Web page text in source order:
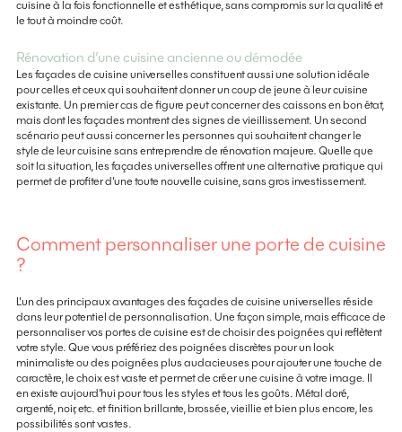
cuisine à la fois fonctionnelle et esthétique, sans compromis sur la qualité et
le tout à moindre coût.
Rénovation d’une cuisine ancienne ou démodée
Les façades de cuisine universelles constituent aussi une solution idéale
pour celles et ceux qui souhaitent donner un coup de jeune à leur cuisine
existante. Un premier cas de figure peut concerner des caissons en bon état,
mais dont les façades montrent des signes de vieillissement. Un second
scénario peut aussi concerner les personnes qui souhaitent changer le
style de leur cuisine sans entreprendre de rénovation majeure. Quelle que
soit la situation, les façades universelles offrent une alternative pratique qui
permet de profiter d’une toute nouvelle cuisine, sans gros investissement.
Comment personnaliser une porte de cuisine
?
L'un des principaux avantages des façades de cuisine universelles réside
dans leur potentiel de personnalisation. Une façon simple, mais efficace de
personnaliser vos portes de cuisine est de choisir des poignées qui reflètent
votre style. Que vous préfériez des poignées discrètes pour un look
minimaliste ou des poignées plus audacieuses pour ajouter une touche de
caractère, le choix est vaste et permet de créer une cuisine à votre image. Il
en existe aujourd’hui pour tous les styles et tous les goûts. Métal doré,
argenté, noir, etc. et finition brillante, brossée, vieillie et bien plus encore, les
possibilités sont vastes.